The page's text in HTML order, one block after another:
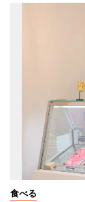
食べる